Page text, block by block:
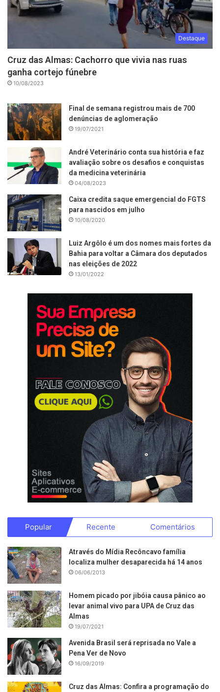
Destaque
Cruz das Almas: Cachorro que vivia nas ruas
ganha cortejo fúnebre
10/08/2023
Final de semana registrou mais de 700
denúncias de aglomeração
19/07/2021
André Veterinário conta sua história e faz
avaliação sobre os desafios e conquistas
da medicina veterinária
04/08/2023
Caixa credita saque emergencial do FGTS
para nascidos em julho
10/08/2020
Luiz Argôlo é um dos nomes mais fortes da
Bahia para voltar a Câmara dos deputados
nas eleições de 2022
13/01/2022
Popular Recente Comentários
Através do Mídia Recôncavo família
localiza mulher desaparecida há 14 anos
06/06/2013
Homem picado por jibóia causa pânico ao
levar animal vivo para UPA de Cruz das
Almas
19/07/2021
Avenida Brasil será reprisada no Vale a
Pena Ver de Novo
16/09/2019
Cruz das Almas: Confira a programação do